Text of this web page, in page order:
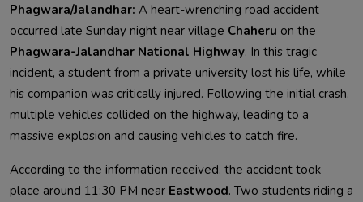
Phagwara/Jalandhar: A heart-wrenching road accident
occurred late Sunday night near village Chaheru on the
Phagwara-Jalandhar National Highway. In this tragic
incident, a student from a private university lost his life, while
his companion was critically injured. Following the initial crash,
multiple vehicles collided on the highway, leading to a
massive explosion and causing vehicles to catch fire.
According to the information received, the accident took
place around 11:30 PM near Eastwood. Two students riding a